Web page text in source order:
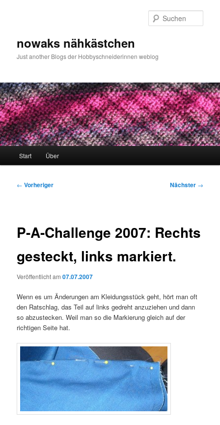
nowaks nähkästchen
Just another Blogs der Hobbyschneiderinnen weblog
Start Über
Beitragsnavigation
← Vorheriger Nächster →
P-A-Challenge 2007: Rechts
gesteckt, links markiert.
Veröffentlicht am07.07.2007
Wenn es um Änderungen am Kleidungsstück geht, hört man oft
den Ratschlag, das Teil auf links gedreht anzuziehen und dann
so abzustecken. Weil man so die Markierung gleich auf der
richtigen Seite hat.